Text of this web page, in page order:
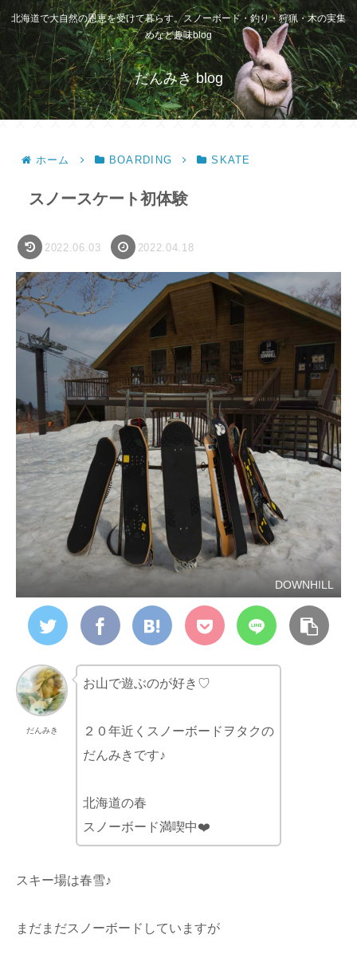
北海道で大自然の恩恵を受けて暮らす。スノーボード・釣り・狩猟・木の実集
めなど趣味blog
だんみき blog
ホーム BOARDING SKATE
スノースケート初体験
2022.06.03 2022.04.18
DOWNHILL
だんみき
お山で遊ぶのが好き♡
２０年近くスノーボードヲタクの
だんみきです♪
北海道の春
スノーボード満喫中❤️
スキー場は春雪♪
まだまだスノーボードしていますが